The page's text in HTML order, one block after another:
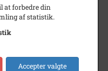
Peter Præstrud
at forbedre din
af statistik.
Accepter valgte